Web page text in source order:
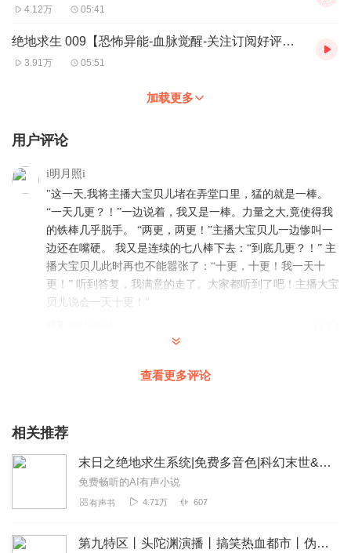
4.12万 05:41
绝地求生 009【恐怖异能-血脉觉醒-关注订阅好评月票点赞求助力】
3.91万 05:51
加载更多
用户评论
i明月照i
"这一天,我将主播大宝贝儿堵在弄堂口里，猛的就是一棒。
“一天几更？！”一边说着，我又是一棒。力量之大,竟使得我
的铁棒几乎脱手。 “两更，两更！”主播大宝贝儿一边惨叫一
边还在嘴硬。 我又是连续的七八棒下去：“到底几更？！” 主
播大宝贝儿此时再也不能嚣张了：“十更，十更！我一天十
更！” 听到答复，我满意的走了。大家都听到了吧！主播大宝
贝儿说会一天十更！"
超炫酷的片花！神仙团队，cv们把角色都录活了，后期做得
回复
素简之声
天 ，这专辑好霸道，各位主播演绎演绎都很贴切，后期好强
跌宕起伏，快快追。
查看更多评论
相关推荐
末日之绝地求生系统|免费多音色|科幻末世&杀伐果断&杀手&系统流&丧尸
免费畅听的AI有声小说
有声书 4.71万 607
第九特区丨头陀渊演播丨搞笑热血都市丨伪戒丨VIP免费多人有声剧